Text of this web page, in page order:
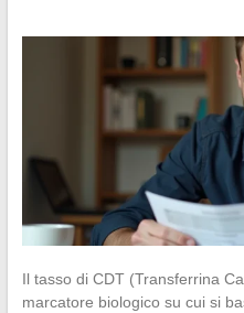
Il tasso di CDT (Transferrina
marcatore biologico su cui si